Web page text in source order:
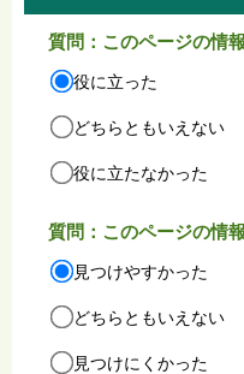
質問：このページの情
役に立った
どちらともいえない
役に立たなかった
質問：このページの情
見つけやすかった
どちらともいえない
見つけにくかった